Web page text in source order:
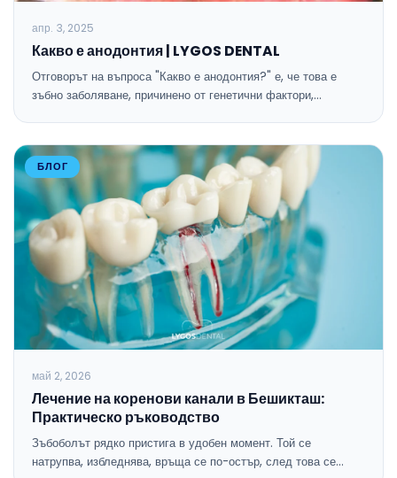
апр. 3, 2025
Какво е анодонтия | LYGOS DENTAL
Отговорът на въпроса "Какво е анодонтия?" е, че това е
зъбно заболяване, причинено от генетични фактори,…
БЛОГ
май 2, 2026
Лечение на коренови канали в Бешикташ:
Практическо ръководство
Зъбоболът рядко пристига в удобен момент. Той се
натрупва, избледнява, връща се по-остър, след това се…